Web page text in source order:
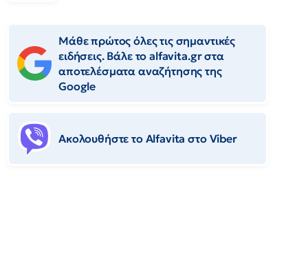
Μάθε πρώτος όλες τις σημαντικές
ειδήσεις. Βάλε το alfavita.gr στα
αποτελέσματα αναζήτησης της
Google
Ακολουθήστε το Αlfavita στο Viber